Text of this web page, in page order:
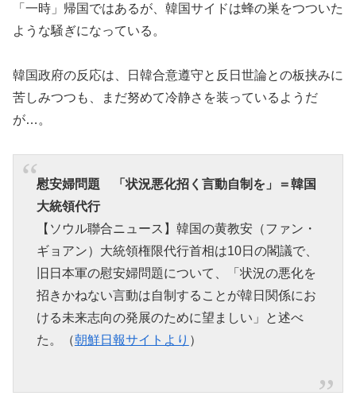
「一時」帰国ではあるが、韓国サイドは蜂の巣をつついた
ような騒ぎになっている。
韓国政府の反応は、日韓合意遵守と反日世論との板挟みに
苦しみつつも、まだ努めて冷静さを装っているようだ
が…。
慰安婦問題 「状況悪化招く言動自制を」＝韓国
大統領代行
【ソウル聯合ニュース】韓国の黄教安（ファン・
ギョアン）大統領権限代行首相は10日の閣議で、
旧日本軍の慰安婦問題について、「状況の悪化を
招きかねない言動は自制することが韓日関係にお
ける未来志向の発展のために望ましい」と述べ
た。（朝鮮日報サイトより ）